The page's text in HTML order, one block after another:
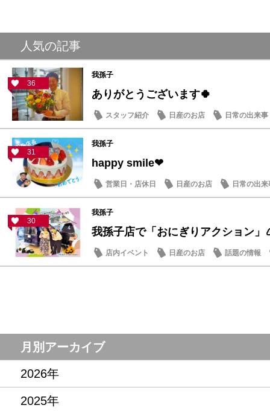
人気の記事
36
我孫子
ありがとうございます🍀
スタッフ紹介 日産のお店 日常の出来事
31
我孫子
happy smile❤
営業日・店休日 日産のお店 日常の出来
30
我孫子
我孫子店で「おにぎりアクション」
店内イベント 日産のお店 話題の情報
月別アーカイブ
2026年
2025年